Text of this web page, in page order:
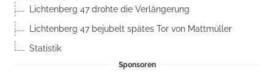
Lichtenberg 47 drohte die Verlängerung
Lichtenberg 47 bejubelt spätes Tor von Mattmüller
Statistik
Sponsoren